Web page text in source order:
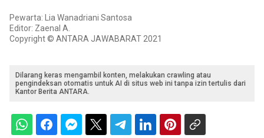
Pewarta: Lia Wanadriani Santosa
Editor: Zaenal A.
Copyright © ANTARA JAWABARAT 2021
Dilarang keras mengambil konten, melakukan crawling atau
pengindeksan otomatis untuk AI di situs web ini tanpa izin tertulis dari
Kantor Berita ANTARA.